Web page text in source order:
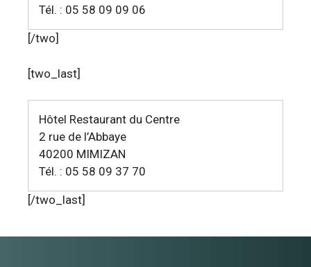
Tél. : 05 58 09 09 06
[/two]
[two_last]
Hôtel Restaurant du Centre
2 rue de l’Abbaye
40200 MIMIZAN
Tél. : 05 58 09 37 70
[/two_last]